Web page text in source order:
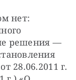
нет:
решения —
28.06.2011 г.